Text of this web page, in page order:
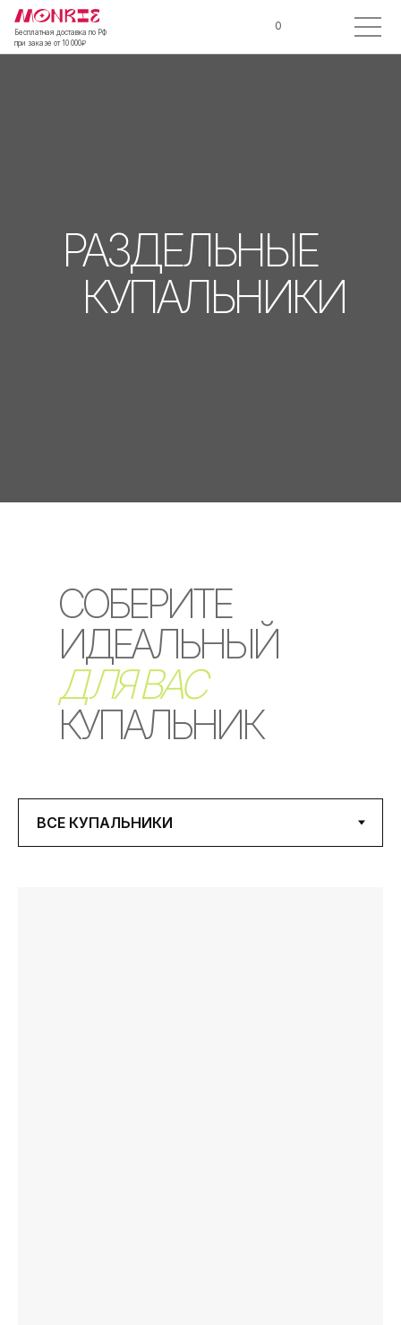
КУПАЛЬНИКИ
РАЗДЕЛЬНЫЕ
СОБЕРИТЕ
ИДЕАЛЬНЫЙ
ДЛЯ ВАС.
КУПАЛЬНИК
0
Бесплатная доставка по РФ
при заказе от 10 000₽